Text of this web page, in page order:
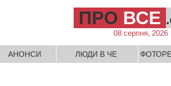
ПРО ВСЕ
08 серпня, 2026
АНОНСИ ЛЮДИ В ЧЕ